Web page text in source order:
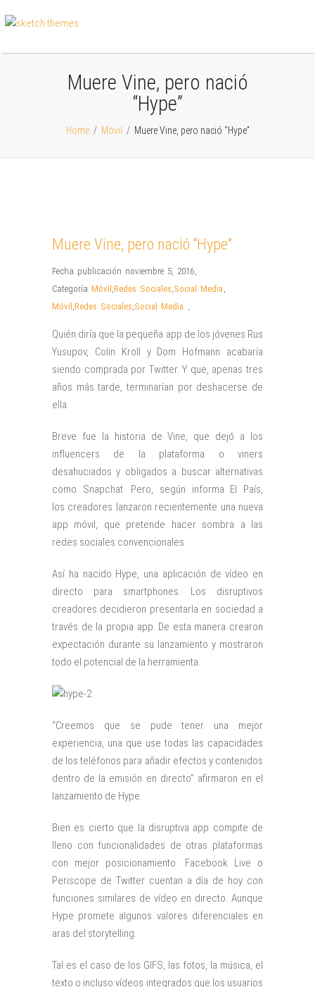
Muere Vine, pero nació
“Hype”
Home / Móvil / Muere Vine, pero nació “Hype”
Muere Vine, pero nació “Hype”
Fecha publicación noviembre 5, 2016,
Categoría Móvil ,Redes Sociales,Social Media ,
Móvil ,Redes Sociales,Social Media ,
Quién diría que la pequeña app de los jóvenes Rus
Yusupov, Colin Kroll y Dom Hofmann acabaría
siendo comprada por Twitter. Y que, apenas tres
años más tarde, terminarían por deshacerse de
ella.
Breve fue la historia de Vine, que dejó a los
influencers de la plataforma o viners
desahuciados y obligados a buscar alternativas
como Snapchat. Pero, según informa El País,
los creadores lanzaron recientemente una nueva
app móvil, que pretende hacer sombra a las
redes sociales convencionales.
Así ha nacido Hype, una aplicación de vídeo en
directo para smartphones. Los disruptivos
creadores decidieron presentarla en sociedad a
través de la propia app. De esta manera crearon
expectación durante su lanzamiento y mostraron
todo el potencial de la herramienta.
“Creemos que se pude tener una mejor
experiencia, una que use todas las capacidades
de los teléfonos para añadir efectos y contenidos
dentro de la emisión en directo” afirmaron en el
lanzamiento de Hype.
Bien es cierto que la disruptiva app compite de
lleno con funcionalidades de otras plataformas
con mejor posicionamiento. Facebook Live o
Periscope de Twitter cuentan a día de hoy con
funciones similares de vídeo en directo. Aunque
Hype promete algunos valores diferenciales en
aras del storytelling.
Tal es el caso de los GIFS, las fotos, la música, el
texto o incluso vídeos integrados que los usuarios